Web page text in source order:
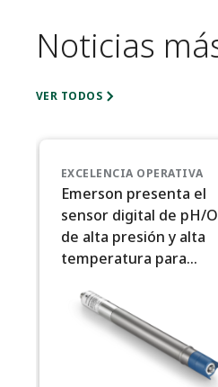
Noticias
VER TODOS
EXCELENCIA OPERATIVA
Emerson presenta el
sensor digital de pH/
de alta presión y alta
temperatura para
exigentes